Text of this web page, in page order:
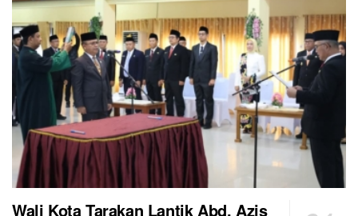
Wali Kota Tarakan Lantik Abd. Azis